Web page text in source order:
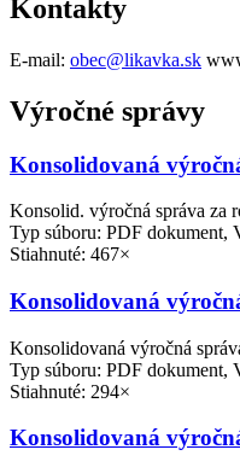
Kontakty
E-mail: obec@likavka.sk
Výročné správy
Konsolidovaná
Konsolid. výročná správa za
Typ súboru: PDF dokument,
Stiahnuté: 467×
Konsolidovaná
Konsolidovaná výročná
Typ súboru: PDF dokument,
Stiahnuté: 294×
Konsolidovaná